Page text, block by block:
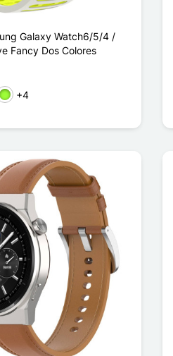
Galaxy Watch6/5/4 /
Fancy Dos Colores
Verde manzana
+4